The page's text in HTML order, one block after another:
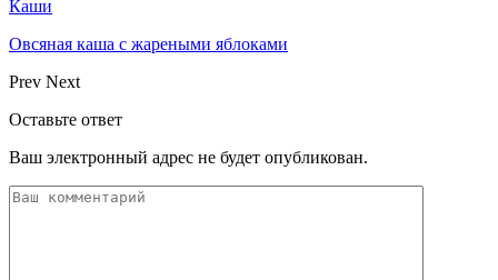
Каши
Овсяная каша с жареными яблоками
Prev Next
Оставьте ответ
Ваш электронный адрес не будет опубликован.